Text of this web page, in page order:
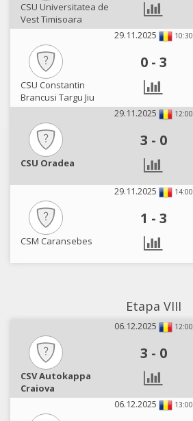
CSU Universitatea de
Vest Timisoara
29.11.2025
10:30
0 - 3
CSU Constantin
Brancusi Targu Jiu
29.11.2025 12:00
3 - 0
CSU Oradea
29.11.2025
14:00
1 - 3
CSM Caransebes
Etapa VIII
06.12.2025 12:00
3 - 0
CSV Autokappa
Craiova
06.12.2025
13:00